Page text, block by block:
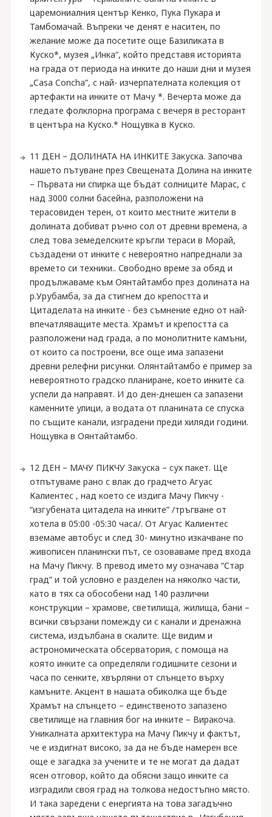
царемониалния център Кенко, Пука Пукара и
Тамбомачай. Въпреки че денят е наситен, по
желание може да посетите още Базиликата в
Куско*, музея „Инка“, който представя историята
на града от периода на инките до наши дни и музея
„Casa Concha”, с най- изчерпателната колекция от
артефакти на инките от Мачу *. Вечерта може да
гледате фолклорна програма с вечеря в ресторант
в центъра на Куско.* Нощувка в Куско.
11 ДЕН – ДОЛИНАТА НА ИНКИТЕ Закуска. Започва
нашето пътуване през Свещената Долина на инките
– Първата ни спирка ще бъдат солниците Марас, с
над 3000 солни басейна, разположени на
терасовиден терен, от които местните жители в
долината добиват ръчно сол от древни времена, а
след това земеделските кръгли тераси в Морай,
създадени от инките с невероятно напреднали за
времето си техники.. Свободно време за обяд и
продължаваме към Оянтайтамбо през долината на
р.Урубамба, за да стигнем до крепостта и
Цитаделата на инките - без съмнение едно от най-
впечатляващите места. Храмът и крепостта са
разположени над града, а по монолитните камъни,
от които са построени, все още има запазени
древни релефни рисунки. Олянтайтамбо е пример за
невероятното градско планиране, което инките са
успели да направят. И до ден-днешен са запазени
каменните улици, а водата от планината се спуска
по същите канали, изградени преди хиляди години.
Нощувка в Оянтайтамбо.
12 ДЕН – МАЧУ ПИКЧУ Закуска – сух пакет. Ще
отпътуваме рано с влак до градчето Агуас
Калиентес , над което се издига Мачу Пикчу -
“изгубената цитадела на инките” /тръгване от
хотела в 05:00 -05:30 часа/. От Агуас Калиентес
вземаме автобус и след 30- минутно изкачване по
живописен планински път, се озоваваме пред входа
на Мачу Пикчу. В превод името му означава “Стар
град” и той условно е разделен на няколко части,
като в тях са обособени над 140 различни
конструкции – храмове, светилища, жилища, бани –
всички свързани помежду си с канали и дренажна
система, издълбана в скалите. Ще видим и
астрономическата обсерватория, с помоща на
която инките са определяли годишните сезони и
часа по сенките, хвърляни от слънцето върху
камъните. Акцент в нашата обиколка ще бъде
Храмът на слънцето – единственото запазено
светилище на главния бог на инките – Виракоча.
Уникалната архитектура на Мачу Пикчу и фактът,
че е издигнат високо, за да не бъде намерен все
още е загадка за учените и те не могат да дадат
ясен отговор, който да обясни защо инките са
изградили своя град на толкова недостъпно място.
И така заредени с енергията на това загадъчно